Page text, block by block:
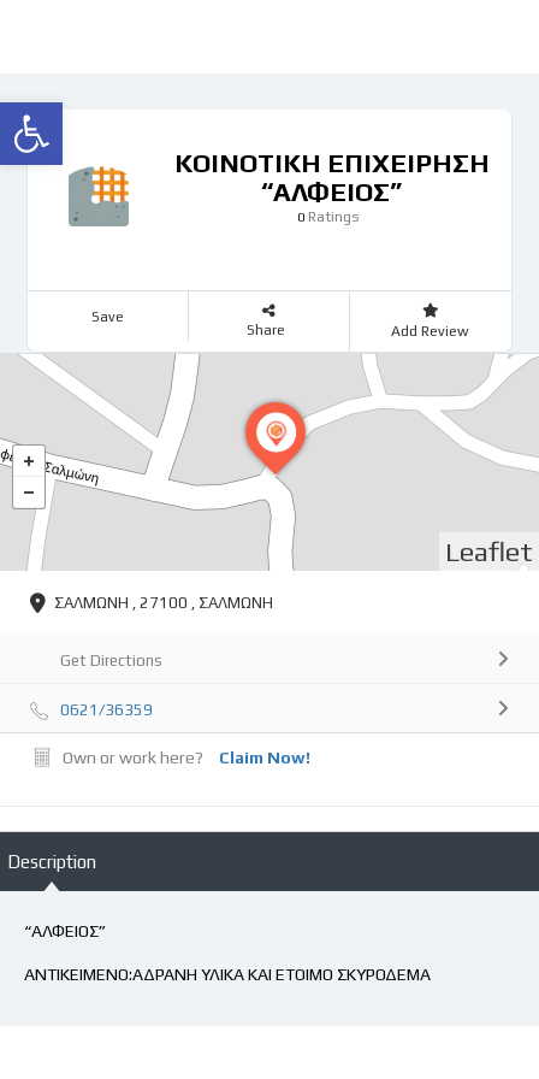
Ανοίξτε τη γραμμή εργαλείων
ΚΟΙΝΟΤΙΚΗ ΕΠΙΧΕΙΡΗΣΗ
“ΑΛΦΕΙΟΣ”
0Ratings
Save
Share Add Review
Leaflet
ΣΑΛΜΩΝΗ , 27100 , ΣΑΛΜΩΝΗ
Get Directions
0621/36359
Own or work here? Claim Now!
Description
“ΑΛΦΕΙΟΣ”
ΑΝΤΙΚΕΙΜΕΝΟ:ΑΔΡΑΝΗ ΥΛΙΚΑ ΚΑΙ ΕΤΟΙΜΟ ΣΚΥΡΟΔΕΜΑ